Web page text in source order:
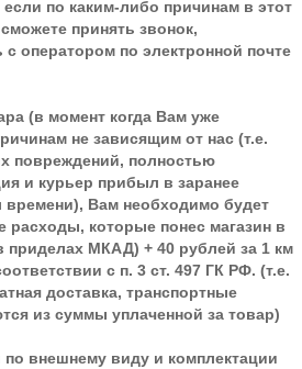
по каким-либо причинам в этот
принять звонок,
с оператором по электронной почте
(в момент когда Вам уже
не зависящим от нас (т.е.
повреждений, полностью
и курьер прибыл в заранее
времени), Вам необходимо будет
расходы, которые понес магазин в
приделах МКАД) + 40 рублей за 1 км
с п. 3 ст. 497 ГК РФ. (т.е.
доставка, транспортные
из суммы уплаченной за товар)
по внешнему виду и комплектации